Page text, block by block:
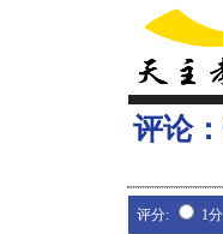
评论：
评分: 1分